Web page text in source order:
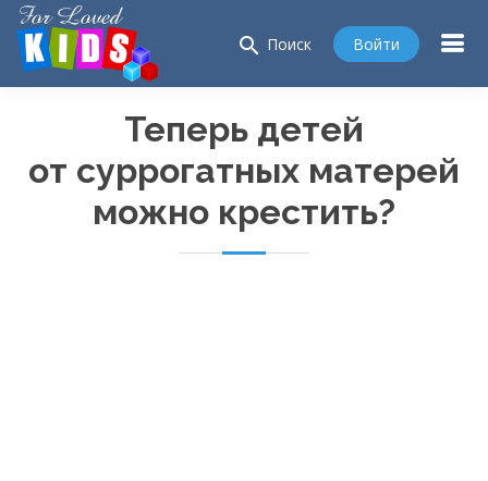
search Поиск Войти
Теперь детей
от суррогатных матерей
можно крестить?